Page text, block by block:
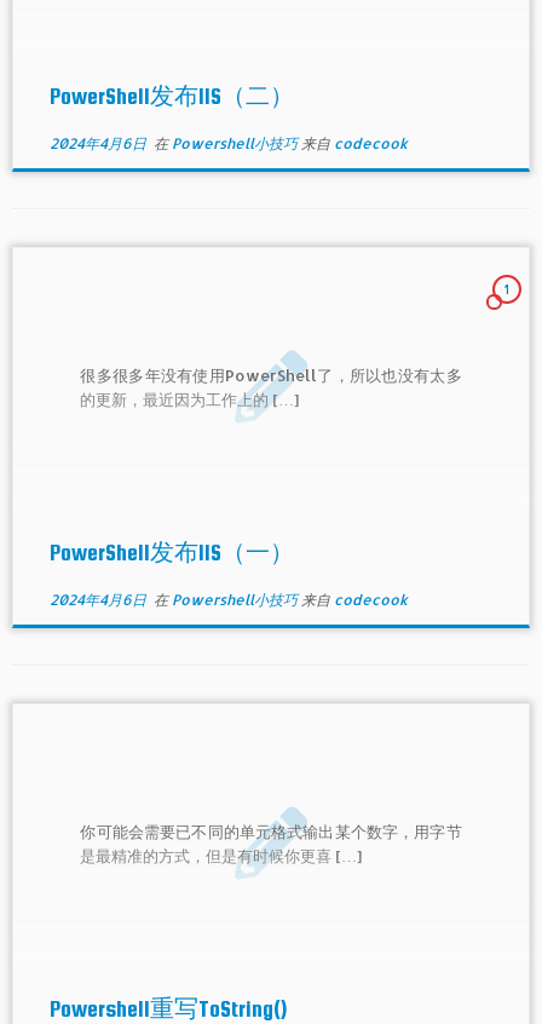
PowerShell发布IIS（二）
2024年4月6日在 Powershell小技巧来自 codecook
1
很多很多年没有使用PowerShell了，所以也没有太多
的更新，最近因为工作上的 […]
PowerShell发布IIS（一）
2024年4月6日在 Powershell小技巧来自 codecook
你可能会需要已不同的单元格式输出某个数字，用字节
是最精准的方式，但是有时候你更喜 […]
Powershell重写ToString()